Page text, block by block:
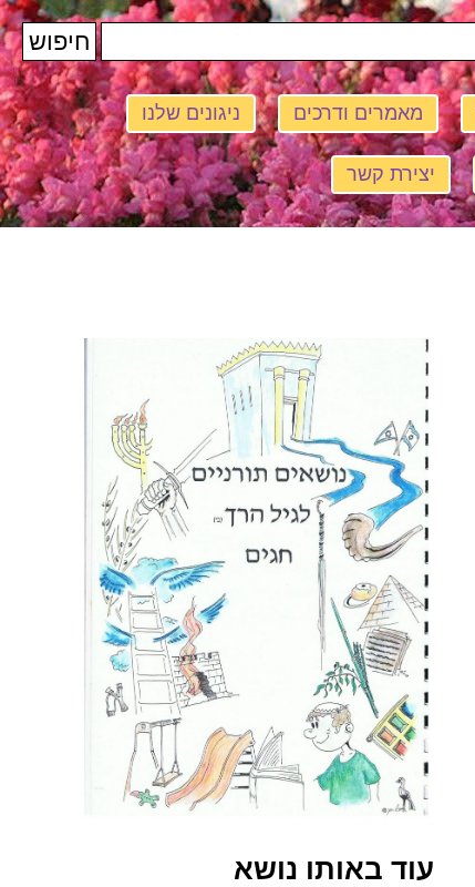
מאמרים ודרכים ניגונים שלנו
יצירת קשר
עוד באותו נושא